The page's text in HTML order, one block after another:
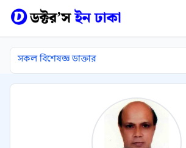
সকল বিশেষজ্ঞ ডাক্তার